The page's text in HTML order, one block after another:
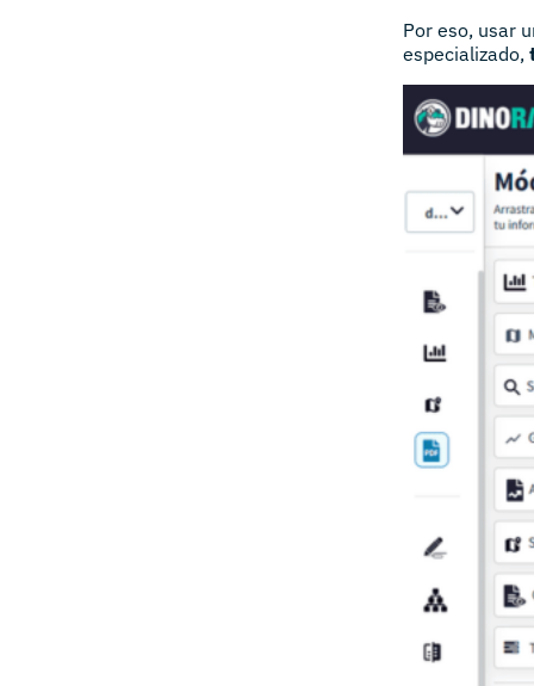
Por eso, usar
especializado,